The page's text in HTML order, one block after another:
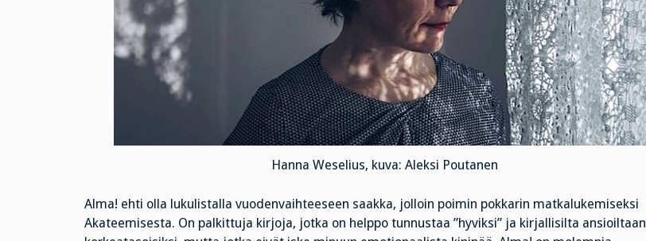
Hanna Weselius, kuva: Aleksi Poutanen
Alma! ehti olla lukulistalla vuodenvaihteeseen saakka, jolloin poimin pokkarin matkalukemiseksi
Akateemisesta. On palkittuja kirjoja, jotka on helppo tunnustaa ”hyviksi” ja kirjallisilta ansioiltaan